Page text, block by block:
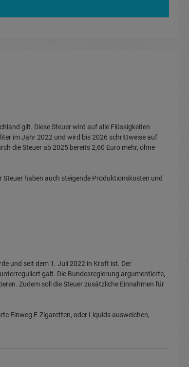
gilt. Diese Steuer wird auf alle Flüssigkeiten
im Jahr 2022 und wird bis 2026 schrittweise auf
die Steuer ab 2025 bereits 2,60 Euro mehr, ohne
haben auch steigende Produktionskosten und
und seit dem 1. Juli 2022 in Kraft ist. Der
galt. Die Bundesregierung argumentierte,
Zudem soll die Steuer zusätzliche Einnahmen für
Einweg E-Zigaretten, oder Liquids ausweichen,